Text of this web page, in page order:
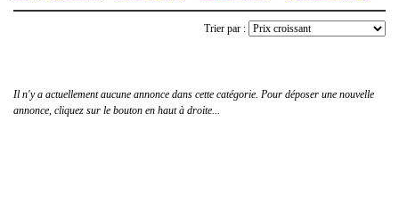
Trier par :
Il n'y a actuellement aucune annonce dans cette catégorie. Pour déposer une nouvelle
annonce, cliquez sur le bouton en haut à droite...